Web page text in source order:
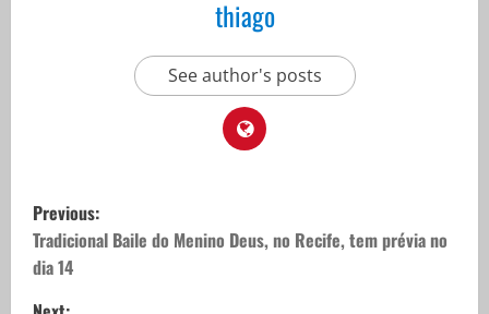
thiago
See author's posts
P
o
s
Previous:
Tradicional Baile do Menino Deus, no Recife, tem prévia no
dia 14